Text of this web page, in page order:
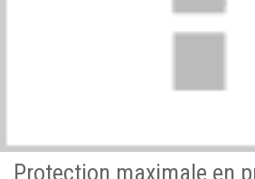
Protection maximale en